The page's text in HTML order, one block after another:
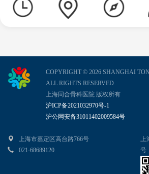
COPYRIGHT © 2026 SHANGHAI
ALL RIGHTS RESERVED
上海同合骨科医院 版权所有
沪ICP备2021032970号-1
沪公网安备31011402009584号
上海市嘉定区高台路766号
021-68689120
上
号